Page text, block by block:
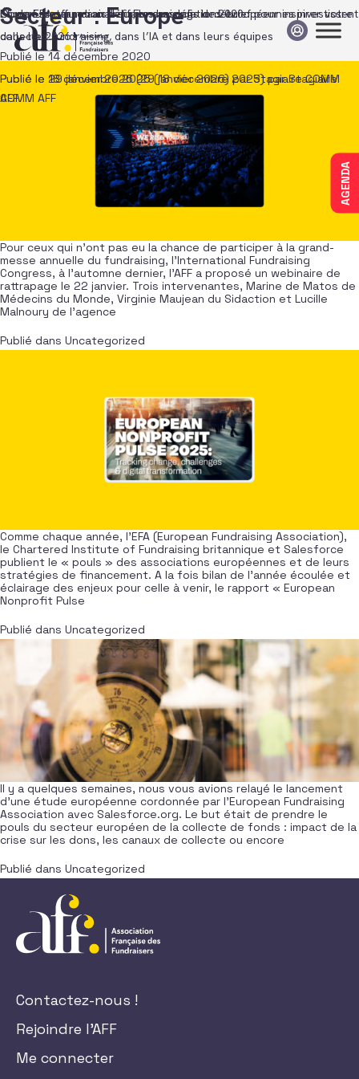
Passer au contenu
AGENDA
Secteur :Europe
Congrès International du Fundraising : le débrief pour inspirer votre
collecte 2026 !
Publié le 29 janvier 2026(29 janvier 2026)par Stagiaire COMM
AFF
Pour ceux qui n’ont pas eu la chance de participer à la grand-
messe annuelle du fundraising, l’International Fundraising
Congress, à l’automne dernier, l’AFF a proposé un webinaire de
rattrapage le 22 janvier. Trois intervenantes, Marine de Matos de
Médecins du Monde, Virginie Maujean du Sidaction et Lucille
Malnoury de l’agence
Publié dans Uncategorized
Étude EFA : face aux défis, les associations européennes investissent
dans leur fundraising, dans l’IA et dans leurs équipes
Publié le 18 décembre 2025(18 décembre 2025)par Stagiaire
COMM AFF
Comme chaque année, l’EFA (European Fundraising Association),
le Chartered Institute of Fundraising britannique et Salesforce
publient le « pouls » des associations européennes et de leurs
stratégies de financement. A la fois bilan de l’année écoulée et
éclairage des enjeux pour celle à venir, le rapport « European
Nonprofit Pulse
Publié dans Uncategorized
Europe. Les fundraisers face aux défis de 2020.
Publié le14 décembre 2020
Il y a quelques semaines, nous vous avions relayé le lancement
d’une étude européenne cordonnée par l’European Fundraising
Association avec Salesforce.org. Le but était de prendre le
pouls du secteur européen de la collecte de fonds : impact de la
crise sur les dons, les canaux de collecte ou encore
Publié dans Uncategorized
Contactez-nous !
Rejoindre l'AFF
Me connecter